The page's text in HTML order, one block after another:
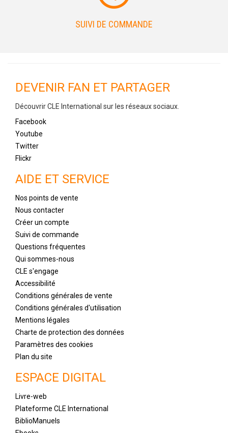
SUIVI DE COMMANDE
DEVENIR FAN ET PARTAGER
Découvrir CLE International sur les réseaux sociaux.
Facebook
Youtube
Twitter
Flickr
AIDE ET SERVICE
Nos points de vente
Nous contacter
Créer un compte
Suivi de commande
Questions fréquentes
Qui sommes-nous
CLE s'engage
Accessibilité
Conditions générales de vente
Conditions générales d'utilisation
Mentions légales
Charte de protection des données
Paramètres des cookies
Plan du site
ESPACE DIGITAL
Livre-web
Plateforme CLE International
BiblioManuels